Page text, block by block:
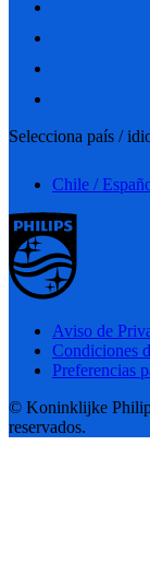
Selecciona país /
Chile /
Aviso de
Condiciones
Preferencias
© Koninklijke
reservados.